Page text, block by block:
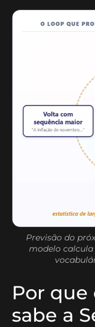
Previsão do
modelo
Por que
sabe a